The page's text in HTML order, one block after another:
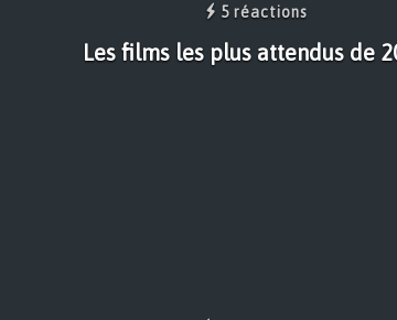
5 réactions
Les films les plus attendus de